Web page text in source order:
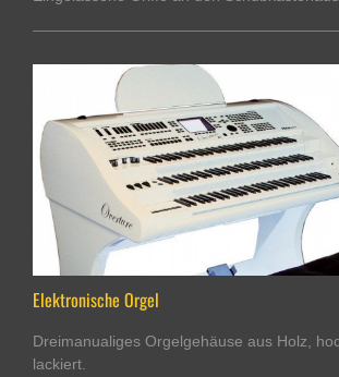
Elektronische Orgel
Dreimanualiges Orgelgehäuse aus Holz,
lackiert.